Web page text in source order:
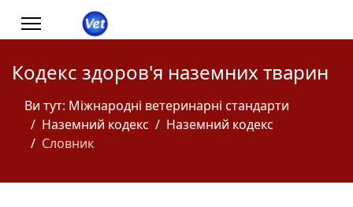
Кодекс здоров'я наземних тварин
Ви тут: Міжнародні ветеринарні стандарти
Наземний кодекс
Наземний кодекс
Словник